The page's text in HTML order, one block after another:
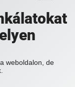
weboldalon, de